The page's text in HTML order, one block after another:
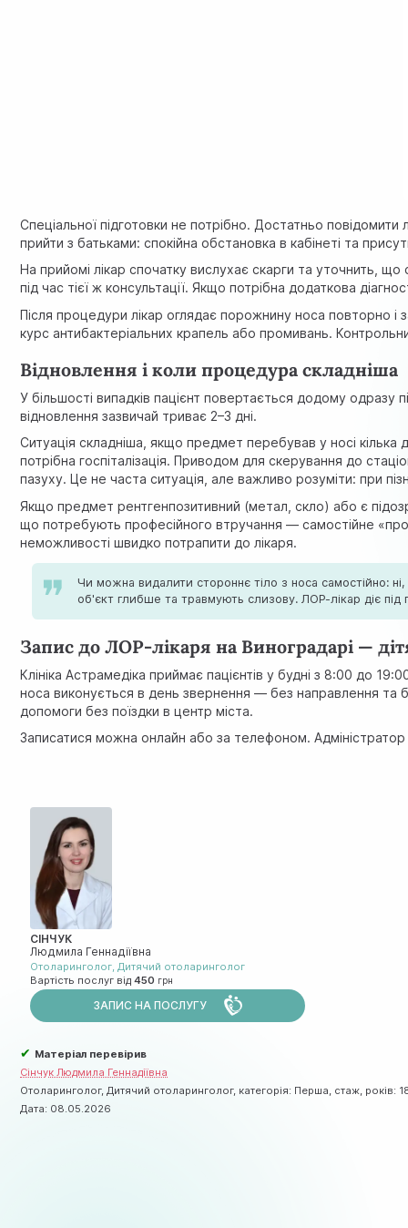
Спеціальної підготовки не потрібно. Достатньо
прийти з батьками: спокійна обстановка в кабінеті та
На прийомі лікар спочатку вислухає скарги та уточнить,
під час тієї ж консультації. Якщо потрібна додаткова
Після процедури лікар оглядає порожнину носа повторно
курс антибактеріальних крапель або промивань.
Відновлення і коли процедура складніша
У більшості випадків пацієнт повертається додому
відновлення зазвичай триває 2–3 дні.
Ситуація складніша, якщо предмет перебував у носі кілька
потрібна госпіталізація. Приводом для скерування до
пазуху. Це не часта ситуація, але важливо розуміти: при
Якщо предмет рентгенпозитивний (метал, скло) або є
що потребують професійного втручання — самостійне
неможливості швидко потрапити до лікаря.
Чи можна видалити стороннє тіло з носа самостійно:
об'єкт глибше та травмують слизову. ЛОР-лікар діє
Запис до ЛОР-лікаря на Виноградарі —
Клініка Астрамедіка приймає пацієнтів у будні з 8:00 до
носа виконується в день звернення — без направлення та
допомоги без поїздки в центр міста.
Записатися можна онлайн або за телефоном. Адміністратор
СІНЧУК
Людмила Геннадіївна
Отоларинголог,Дитячий отоларинголог
Вартість послуг від450
ЗАПИС НА ПОСЛУГУ
✔ Матеріал перевірив
Сінчук Людмила Геннадіївна
Отоларинголог, Дитячий отоларинголог, категорія: Перша, стаж, років:
Дата: 08.05.2026